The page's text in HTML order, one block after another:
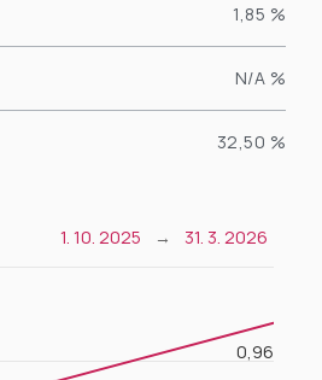
1,85 %
N/A %
32,50 %
displaying Time, and navigator-x-
displaying values, and navigator-
1. 10. 2025 → 31. 3. 2026
0,96